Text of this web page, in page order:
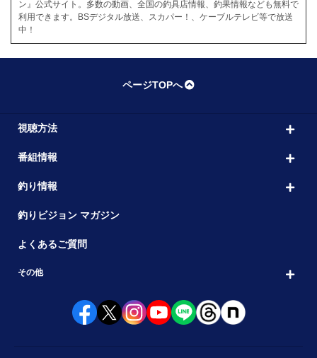
ン』公式サイト。多数の動画、全国の釣具店情報、釣果情報なども無料で
利用できます。BSデジタル放送、スカパー！、ケーブルテレビ等で放送
中！
ページTOPへ
視聴方法
番組情報
釣り情報
釣りビジョン マガジン
よくあるご質問
その他